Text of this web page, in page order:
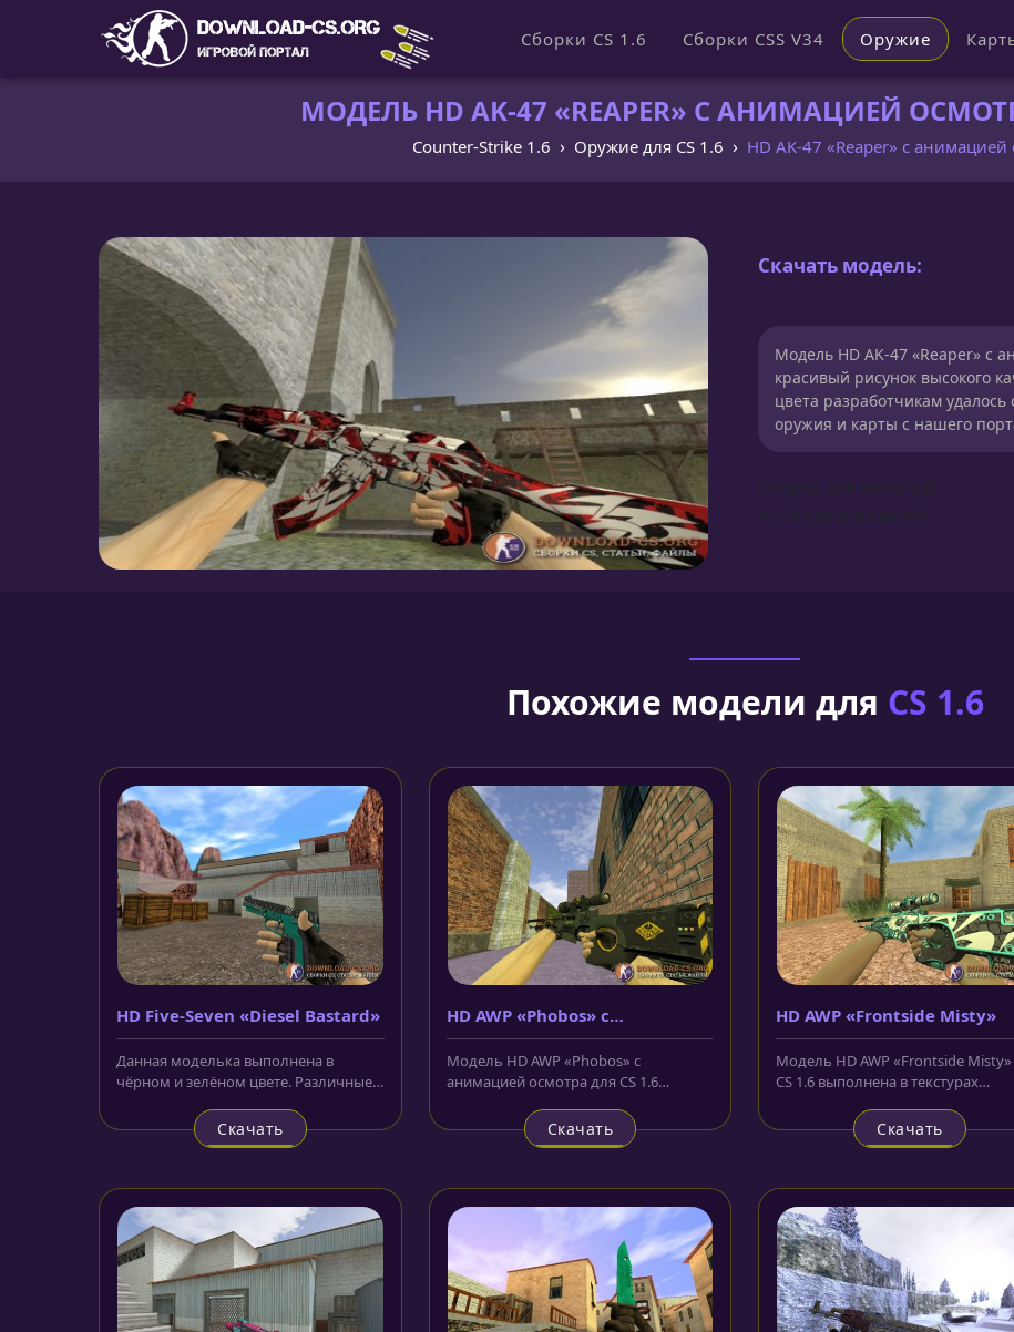
Сборки CS 1.6 Сборки CSS V34 Оружие
МОДЕЛЬ HD AK-47 «REAPER» С АНИМАЦИЕЙ
Counter-Strike 1.6 Оружие для CS 1.6 HD AK-47 «Reaper» с анимацией
Скачать модель:
Модель HD AK-47 «Reaper» с
красивый рисунок высокого
цвета разработчикам
оружия и карты с нашего
Похожие модели для CS 1.6
HD Five-Seven «Diesel Bastard»
Данная моделька выполнена в
чёрном и зелёном цвете. Различные
геометрические...Скачать
HD AWP «Phobos» с
анимацией осмотра
Модель HD AWP «Phobos» с
анимацией осмотра для CS 1.6
Корпус...
Скачать
HD AWP «Frontside Misty»
Модель HD AWP «Frontside
CS 1.6 выполнена в текстурах
красивую...
Скачать